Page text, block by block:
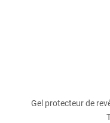
Gel protecteur de